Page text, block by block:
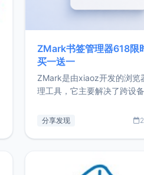
ZMark书签管理器618限
买一送一
ZMark是由xiaoz开发的浏览
理工具，它主要解决了跨设
做到一处部署、随处访问。
量级： 使用Bun + Hono.js
分享发现